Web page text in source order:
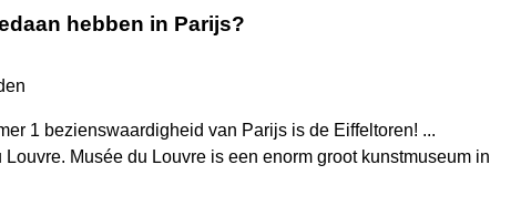
hebben in Parijs?
1 bezienswaardigheid van Parijs is de Eiffeltoren! ...
Louvre. Musée du Louvre is een enorm groot kunstmuseum in